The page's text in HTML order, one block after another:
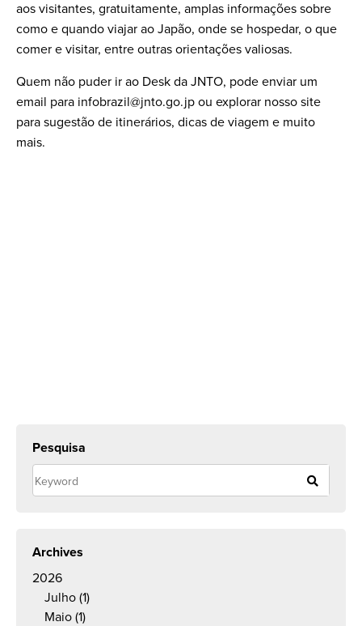
aos visitantes, gratuitamente, amplas informações sobre
como e quando viajar ao Japão, onde se hospedar, o que
comer e visitar, entre outras orientações valiosas.
Quem não puder ir ao Desk da JNTO, pode enviar um
email para infobrazil@jnto.go.jp ou explorar nosso site
para sugestão de itinerários, dicas de viagem e muito
mais.
Pesquisa
Archives
2026
Julho (1)
Maio (1)